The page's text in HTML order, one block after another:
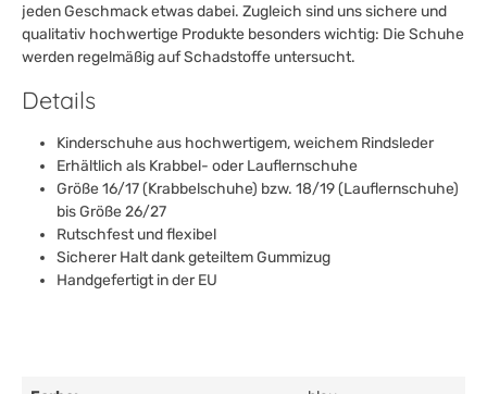
jeden Geschmack etwas dabei. Zugleich sind uns sichere und
qualitativ hochwertige Produkte besonders wichtig: Die Schuhe
werden regelmäßig auf Schadstoffe untersucht.
Details
Kinderschuhe aus hochwertigem, weichem Rindsleder
Erhältlich als Krabbel- oder Lauflernschuhe
Größe 16/17 (Krabbelschuhe) bzw. 18/19 (Lauflernschuhe)
bis Größe 26/27
Rutschfest und flexibel
Sicherer Halt dank geteiltem Gummizug
Handgefertigt in der EU